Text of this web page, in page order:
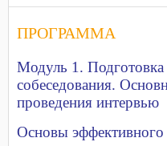
ПРОГРАММА
Модуль 1.
собеседования.
проведения интервью
Основы эффективного